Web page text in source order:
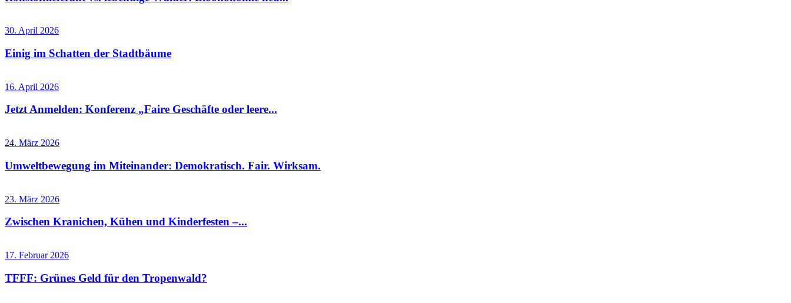
30. April 2026
Einig im Schatten der Stadtbäume
16. April 2026
Jetzt Anmelden: Konferenz „Faire Geschäfte oder leere...
24. März 2026
Umweltbewegung im Miteinander: Demokratisch. Fair. Wirksam.
23. März 2026
Zwischen Kranichen, Kühen und Kinderfesten –...
17. Februar 2026
TFFF: Grünes Geld für den Tropenwald?